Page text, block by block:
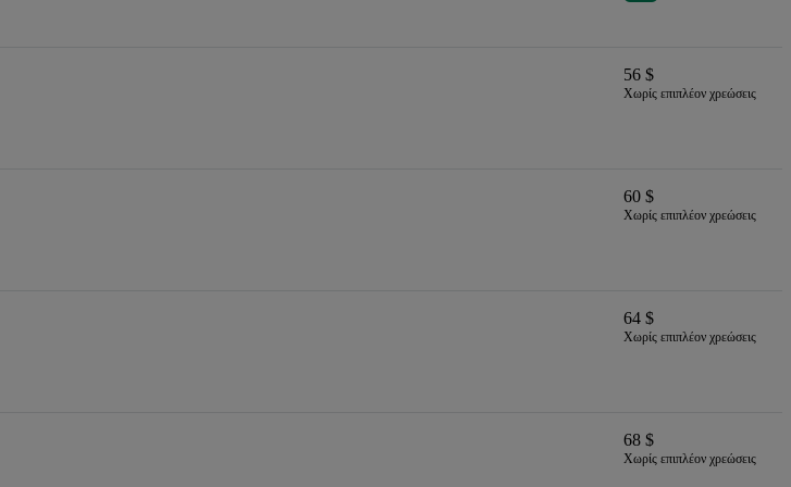
56 $
Χωρίς επιπλέον χρεώσεις
60 $
Χωρίς επιπλέον χρεώσεις
64 $
Χωρίς επιπλέον χρεώσεις
68 $
Χωρίς επιπλέον χρεώσεις